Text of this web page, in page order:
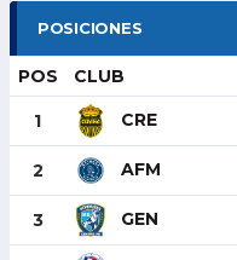
POSICIONES
POS CLUB
1 CRE
2 AFM
3 GEN